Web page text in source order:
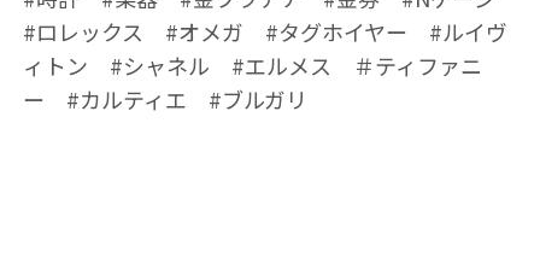
#ロレックス #オメガ #タグホイヤー #ルイヴ
ィトン #シャネル #エルメス ＃ティファニ
ー #カルティエ #ブルガリ